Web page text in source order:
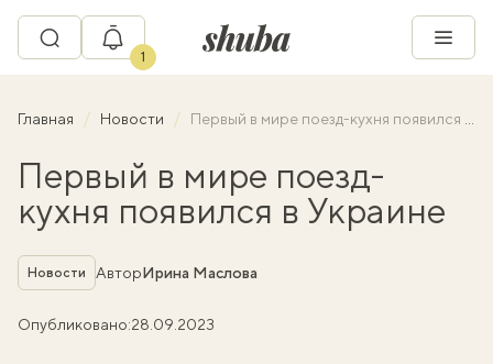
1
Главная Новости Первый в мире поезд-кухня появился в Украине
Первый в мире поезд-
кухня появился в Украине
Рубрика
Новости АвторИрина Маслова
Опубликовано:28.09.2023